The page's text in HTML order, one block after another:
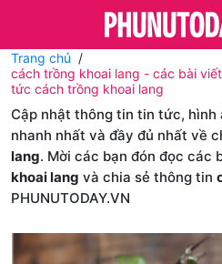
Trang chủ
cách trồng khoai lang - các bài
tức cách trồng khoai lang
Cập nhật thông tin tin tức, hình
nhanh nhất và đầy đủ nhất về
lang. Mời các bạn đón đọc các
khoai lang và chia sẻ thông tin
PHUNUTODAY.VN